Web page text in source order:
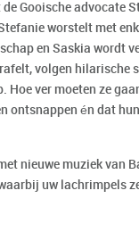
Gooische advocate
worstelt met
en Saskia wordt
volgen hilarische
Hoe ver moeten ze
ontsnappen én dat
nieuwe muziek van
uw lachrimpels